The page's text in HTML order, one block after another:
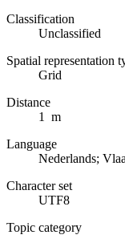
Classification
Unclassified
Spatial representation
Grid
Distance
1 m
Language
Nederlands;
Character set
UTF8
Topic category